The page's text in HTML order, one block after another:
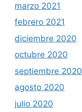
marzo 2021
febrero 2021
diciembre 2020
octubre 2020
septiembre 2020
agosto 2020
julio 2020